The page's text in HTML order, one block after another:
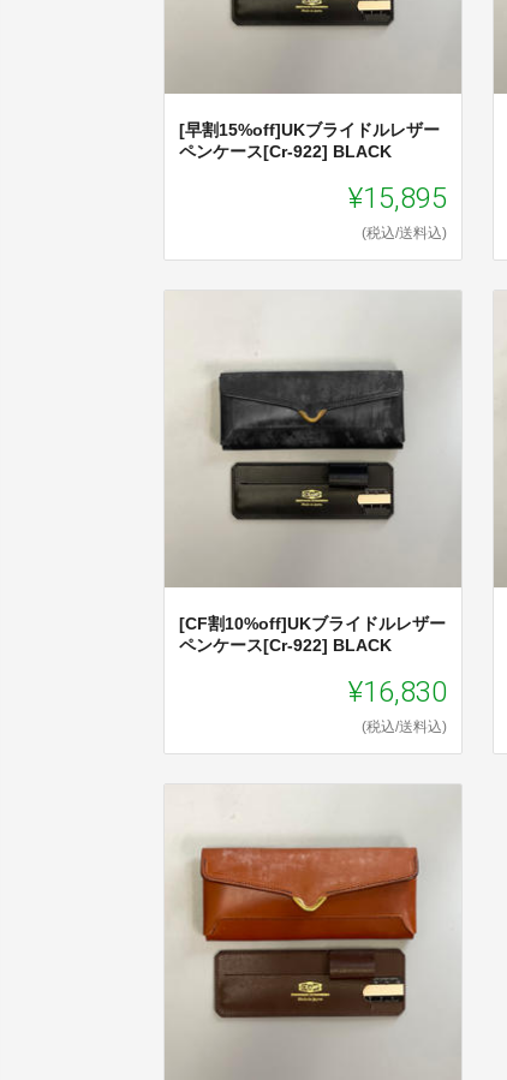
[早割15%off]UKブライドルレザー
ペンケース[Cr-922] BLACK
¥15,895
(税込/送料込)
[CF割10%off]UKブライドルレザー
ペンケース[Cr-922] BLACK
¥16,830
(税込/送料込)